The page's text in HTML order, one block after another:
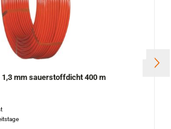
mm sauerstoffdicht 400 m